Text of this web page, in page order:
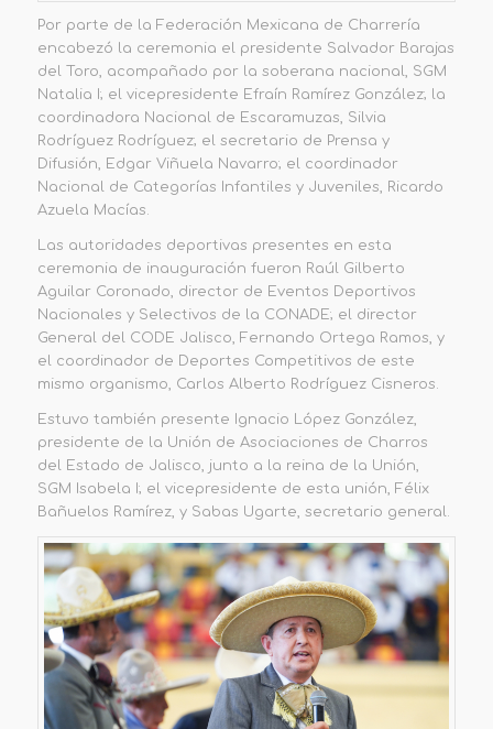
Por parte de la Federación Mexicana de Charrería
encabezó la ceremonia el presidente Salvador Barajas
del Toro, acompañado por la soberana nacional, SGM
Natalia I; el vicepresidente Efraín Ramírez González; la
coordinadora Nacional de Escaramuzas, Silvia
Rodríguez Rodríguez; el secretario de Prensa y
Difusión, Edgar Viñuela Navarro; el coordinador
Nacional de Categorías Infantiles y Juveniles, Ricardo
Azuela Macías.
Las autoridades deportivas presentes en esta
ceremonia de inauguración fueron Raúl Gilberto
Aguilar Coronado, director de Eventos Deportivos
Nacionales y Selectivos de la CONADE; el director
General del CODE Jalisco, Fernando Ortega Ramos, y
el coordinador de Deportes Competitivos de este
mismo organismo, Carlos Alberto Rodríguez Cisneros.
Estuvo también presente Ignacio López González,
presidente de la Unión de Asociaciones de Charros
del Estado de Jalisco, junto a la reina de la Unión,
SGM Isabela I; el vicepresidente de esta unión, Félix
Bañuelos Ramírez, y Sabas Ugarte, secretario general.